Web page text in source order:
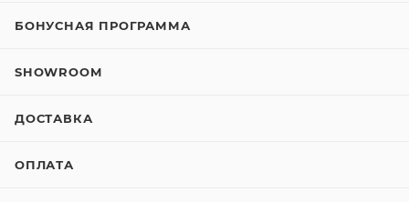
БОНУСНАЯ ПРОГРАММА
SHOWROOM
ДОСТАВКА
ОПЛАТА